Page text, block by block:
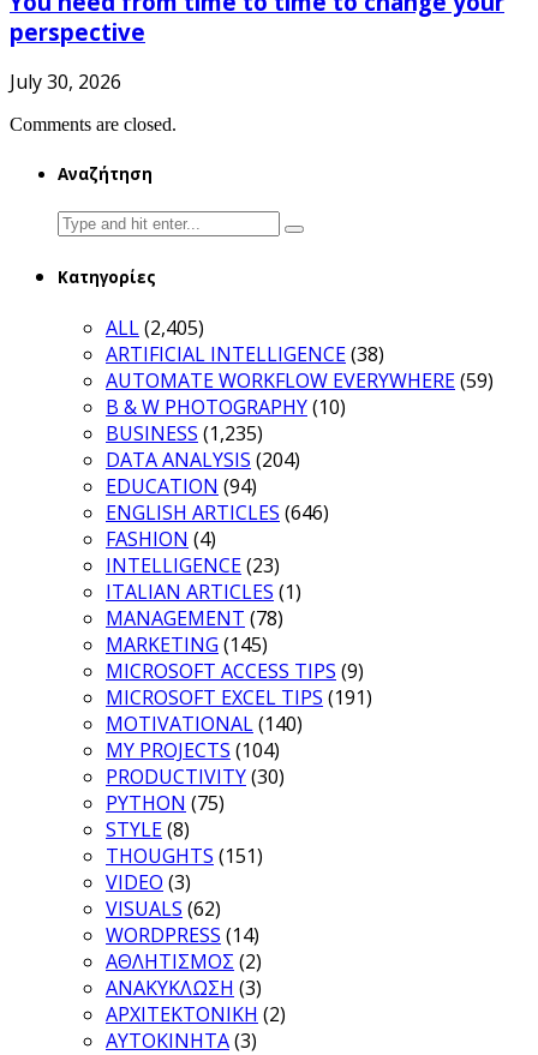
perspective
July 30, 2026
Comments are closed.
Αναζήτηση
Search
for:
Κατηγορίες
ALL(2,405)
ARTIFICIAL INTELLIGENCE(38)
AUTOMATE WORKFLOW EVERYWHERE(59)
B & W PHOTOGRAPHY(10)
BUSINESS (1,235)
DATA ANALYSIS (204)
EDUCATION (94)
ENGLISH ARTICLES (646)
FASHION (4)
INTELLIGENCE(23)
ITALIAN ARTICLES (1)
MANAGEMENT (78)
MARKETING (145)
MICROSOFT ACCESS TIPS (9)
MICROSOFT EXCEL TIPS (191)
MOTIVATIONAL(140)
MY PROJECTS (104)
PRODUCTIVITY(30)
PYTHON (75)
STYLE(8)
THOUGHTS (151)
VIDEO (3)
VISUALS (62)
WORDPRESS (14)
ΑΘΛΗΤΙΣΜΟΣ (2)
ΑΝΑΚΥΚΛΩΣΗ (3)
ΑΡΧΙΤΕΚΤΟΝΙΚΗ (2)
ΑΥΤΟΚΙΝΗΤΑ(3)